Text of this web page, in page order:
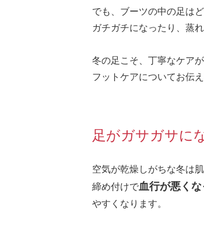
でも、ブーツの中の足は
ガチガチになったり、蒸
冬の足こそ、丁寧なケア
フットケアについてお伝え
足がガサガサに
空気が乾燥しがちな冬は
締め付けで血行が悪く
やすくなります。